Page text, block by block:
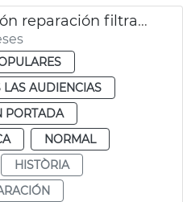
València adjudicación reparación filtraciones Almoina
LAS AUDIENCIAS
PORTADA
NORMAL
HISTÒRIA